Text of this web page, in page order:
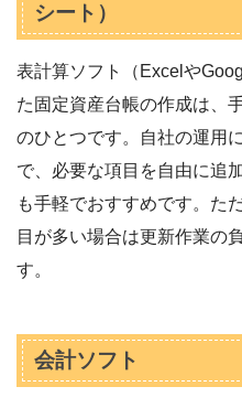
シート）
表計算ソフト（Excelや
た固定資産台帳の作成は、
のひとつです。自社の運用
で、必要な項目を自由に追
も手軽でおすすめです。た
目が多い場合は更新作業の
す。
会計ソフト